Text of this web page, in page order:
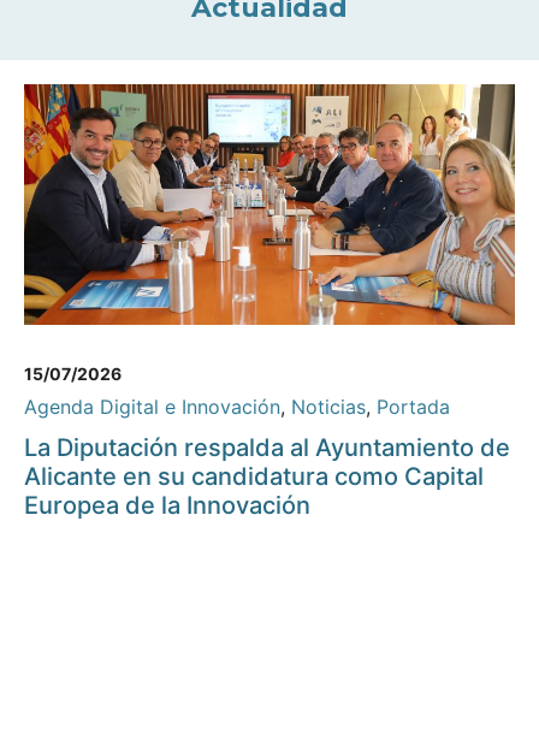
Actualidad
15/07/2026
Agenda Digital e Innovación, Noticias, Portada
La Diputación respalda al Ayuntamiento de
Alicante en su candidatura como Capital
Europea de la Innovación